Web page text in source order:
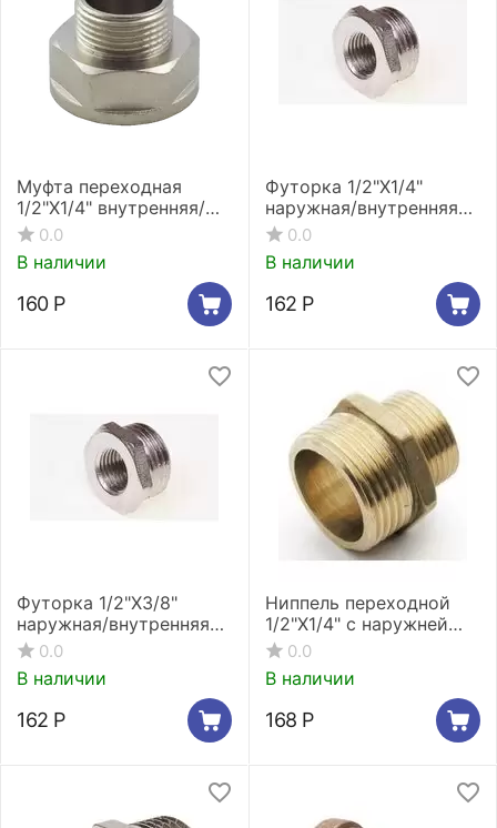
Муфта переходная
1/2"X1/4" внутренняя/
наружная резьба
никелированная Stout
SFT-0008-001214
0.0
В наличии
160 Р
Футорка 1/2"X1/4"
наружная/внутренняя
резьба никелированная
Stout SFT-0029-001214
0.0
В наличии
162 Р
Футорка 1/2"X3/8"
наружная/внутренняя
резьба никелированная
Stout SFT-0029-001238
0.0
В наличии
162 Р
Ниппель переходной
1/2"X1/4" c наружней
резьбой Stout SFT-
0003-001214
0.0
В наличии
168 Р